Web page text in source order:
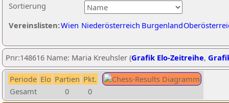
Sortierung
Vereinslisten:Wien Niederösterreich Burgenland
Pnr:148616 Name: Maria Kreuhsler (Grafik Elo-Zeitreihe,
Periode Elo Partien Pkt.
Gesamt
0 0